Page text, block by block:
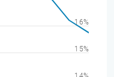
15%
16%